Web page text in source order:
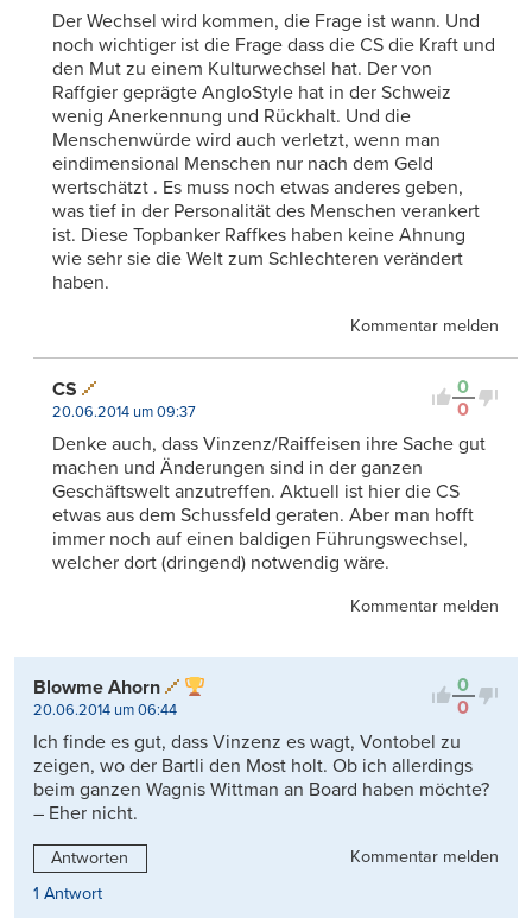
Der Wechsel wird kommen, die Frage ist wann. Und
noch wichtiger ist die Frage dass die CS die Kraft und
den Mut zu einem Kulturwechsel hat. Der von
Raffgier geprägte AngloStyle hat in der Schweiz
wenig Anerkennung und Rückhalt. Und die
Menschenwürde wird auch verletzt, wenn man
eindimensional Menschen nur nach dem Geld
wertschätzt . Es muss noch etwas anderes geben,
was tief in der Personalität des Menschen verankert
ist. Diese Topbanker Raffkes haben keine Ahnung
wie sehr sie die Welt zum Schlechteren verändert
haben.
Kommentar melden
0
0
CS
20.06.2014 um 09:37
Denke auch, dass Vinzenz/Raiffeisen ihre Sache gut
machen und Änderungen sind in der ganzen
Geschäftswelt anzutreffen. Aktuell ist hier die CS
etwas aus dem Schussfeld geraten. Aber man hofft
immer noch auf einen baldigen Führungswechsel,
welcher dort (dringend) notwendig wäre.
Kommentar melden
0
0
Blowme Ahorn
20.06.2014 um 06:44
Ich finde es gut, dass Vinzenz es wagt, Vontobel zu
zeigen, wo der Bartli den Most holt. Ob ich allerdings
beim ganzen Wagnis Wittman an Board haben möchte?
– Eher nicht.
Antworten
Kommentar melden
1 Antwort